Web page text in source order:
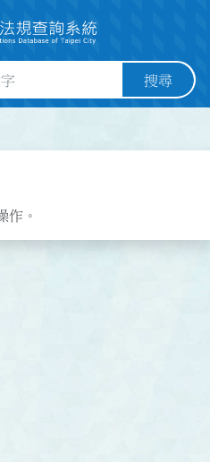
搜尋
作。